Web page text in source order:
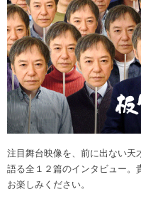
注目舞台映像を、前に出ない天
語る全１２篇のインタビュー。
お楽しみください。